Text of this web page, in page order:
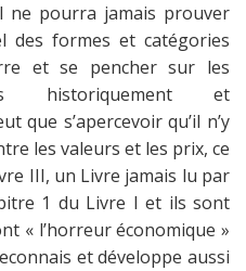
ne pourra jamais prouver
des formes et catégories
et se pencher sur les
historiquement et
que s’apercevoir qu’il n’y
les valeurs et les prix, ce
III, un Livre jamais lu par
1 du Livre I et ils sont
« l’horreur économique »
et développe aussi